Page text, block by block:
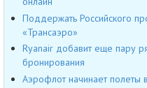
Поддержать Российского
«Трансаэро»
Ryanair добавит еще пару
бронирования
Аэрофлот начинает полеты